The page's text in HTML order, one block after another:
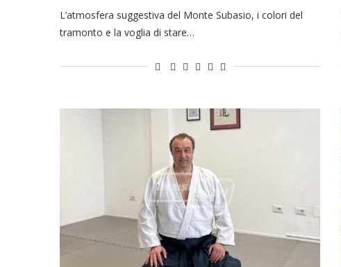
L’atmosfera suggestiva del Monte Subasio, i colori del
tramonto e la voglia di stare…